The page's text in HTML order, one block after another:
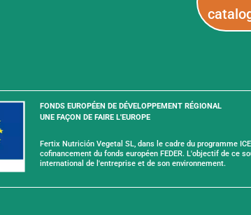
FONDS EUROPÉEN DE DÉVELOPPEMENT RÉGIONAL
UNE FAÇON DE FAIRE L'EUROPE
Fertix Nutrición Vegetal SL, dans le cadre du programme
cofinancement du fonds européen FEDER. L'objectif de ce
international de l'entreprise et de son environnement.